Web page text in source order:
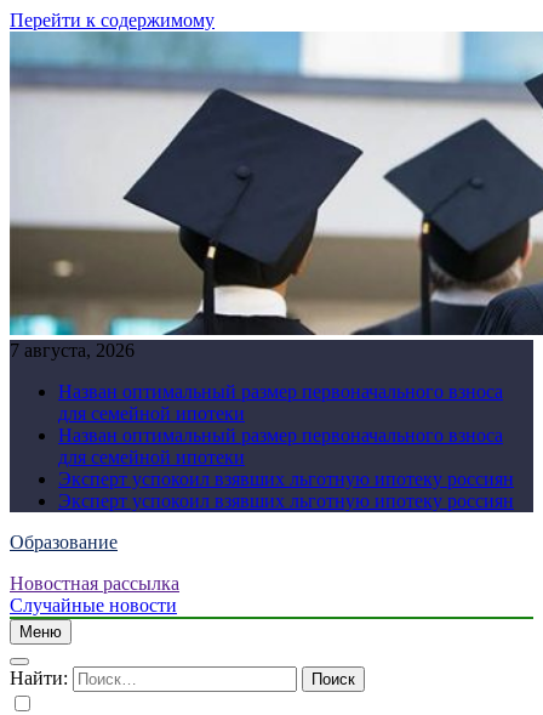
Перейти к содержимому
7 августа, 2026
Назван оптимальный размер первоначального взноса
для семейной ипотеки
Назван оптимальный размер первоначального взноса
для семейной ипотеки
Эксперт успокоил взявших льготную ипотеку россиян
Эксперт успокоил взявших льготную ипотеку россиян
Образование
Новостная рассылка
Случайные новости
Меню
Найти: